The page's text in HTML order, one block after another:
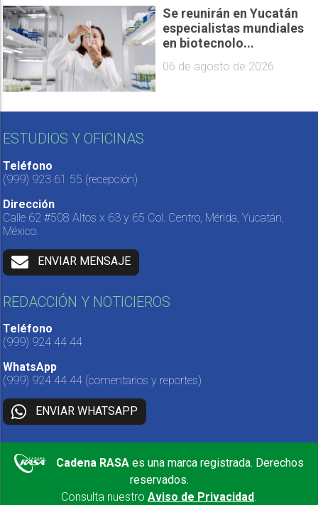
Se reunirán en Yucatán
especialistas mundiales
en biotecnolo...
06 de agosto de 2026
ESTUDIOS Y OFICINAS
Teléfono
(999) 923 61 55 (recepción)
Dirección
Calle 62 #508 Altos x 63 y 65 Col. Centro, Mérida, Yucatán,
México.
ENVIAR MENSAJE
REDACCIÓN Y NOTICIEROS
Teléfono
(999) 924 44 44
WhatsApp
(999) 924 44 44 (comentarios y reportes)
ENVIAR WHATSAPP
Cadena RASA es una marca registrada. Derechos
reservados.
Consulta nuestro Aviso de Privacidad.